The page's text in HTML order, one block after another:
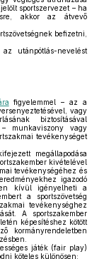
sportszervezet – ha
akkor az átvevő
befizetni,
utánpótlás-nevelést
figyelemmel – az a
vagy
biztosításával
munkaviszony vagy
tevékenységet
megállapodása
kivételével
tevékenységéhez és
igazodó
kívül igényelheti a
a sportszövetség
tevékenységhez
A sportszakember
képesítéshez kötött
kormányrendeletben
játék (fair play)
köteles különösen: